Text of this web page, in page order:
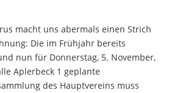
macht uns abermals einen Strich
Die im Frühjahr bereits
nun für Donnerstag, 5. November,
Aplerbeck 1 geplante
des Hauptvereins muss